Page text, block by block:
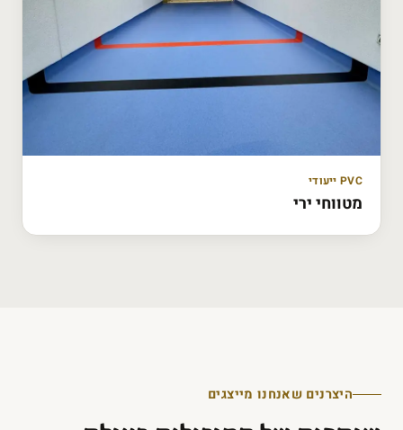
PVC ייעודי
מטווחי ירי
היצרנים שאנחנו מייצגים